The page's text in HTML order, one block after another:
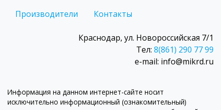
Производители
Контакты
Краснодар, ул. Новороссийская 7/1
Тел: 8(861) 290 77 99
e-mail: info@mikrd.ru
Информация на данном интернет-сайте носит
исключительно информационный (ознакомительный)